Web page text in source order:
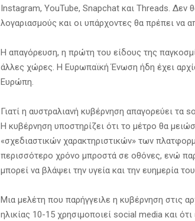
Instagram, YouTube, Snapchat και Threads. Δεν
λογαριασμούς και οι υπάρχοντες θα πρέπει να
Η απαγόρευση, η πρώτη του είδους της
άλλες χώρες. Η Ευρωπαϊκή Ένωση ήδη έχει
Ευρώπη.
Γιατί η αυστραλιανή κυβέρνηση απαγορεύει τα
Η κυβέρνηση υποστηρίζει ότι το μέτρο θα
«σχεδιαστικών χαρακτηριστικών» των
περισσότερο χρόνο μπροστά σε οθόνες, ενώ
μπορεί να βλάψει την υγεία και την ευημερία
Μια μελέτη που παρήγγειλε η κυβέρνηση στις
ηλικίας 10-15 χρησιμοποιεί social media και